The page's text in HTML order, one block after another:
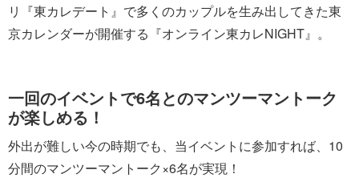
リ『東カレデート』で多くのカップルを生み出してきた東
京カレンダーが開催する『オンライン東カレNIGHT』。
一回のイベントで6名とのマンツーマントーク
が楽しめる！
外出が難しい今の時期でも、当イベントに参加すれば、10
分間のマンツーマントーク×6名が実現！